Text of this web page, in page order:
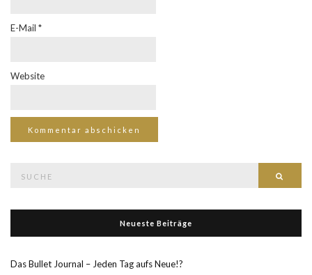
E-Mail *
Website
Neueste Beiträge
Das Bullet Journal – Jeden Tag aufs Neue!?